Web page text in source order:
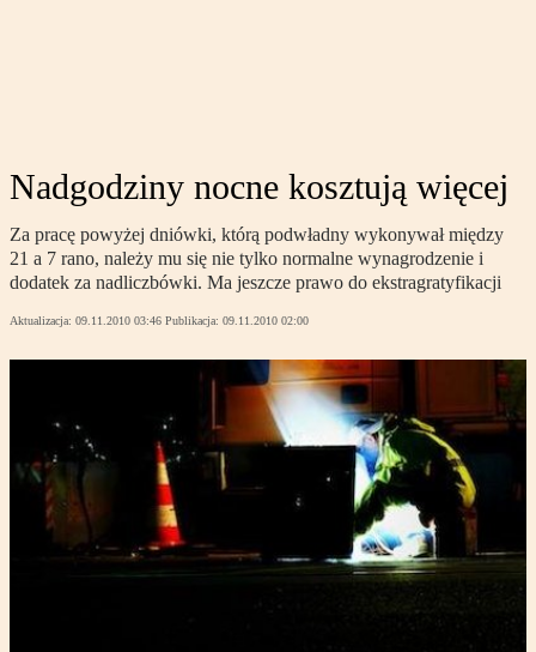
Nadgodziny nocne kosztują więcej
Za pracę powyżej dniówki, którą podwładny wykonywał między
21 a 7 rano, należy mu się nie tylko normalne wynagrodzenie i
dodatek za nadliczbówki. Ma jeszcze prawo do ekstragratyfikacji
Aktualizacja: 09.11.2010 03:46 Publikacja: 09.11.2010 02:00